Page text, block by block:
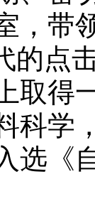
，带
的点
取得
科学
选《